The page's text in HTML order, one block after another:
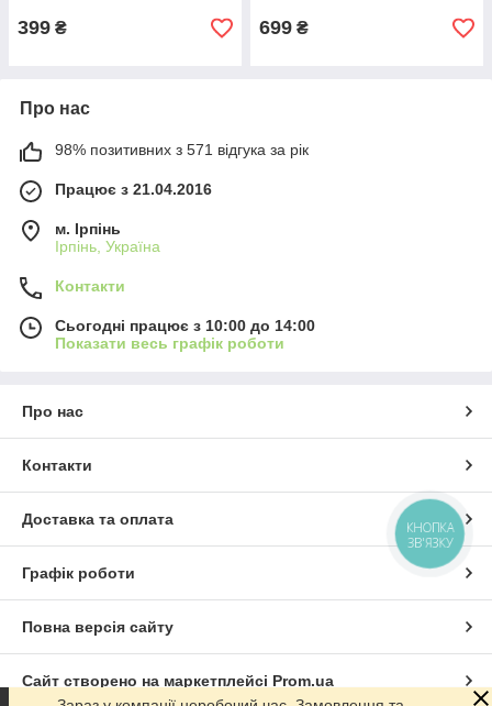
399 ₴ 699 ₴
Про нас
98% позитивних з 571 відгука за рік
Працює з 21.04.2016
м. Ірпінь
Ірпінь, Україна
Контакти
Сьогодні працює з 10:00 до 14:00
Показати весь графік роботи
Про нас
Контакти
Доставка та оплата
Графік роботи
Повна версія сайту
Сайт створено на маркетплейсі Prom.ua
КНОПКА
ЗВ'ЯЗКУ